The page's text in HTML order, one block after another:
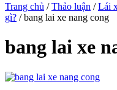
Trang chủ /Thảo luận /Lái
gì? / bang lai xe nang cong
bang lai xe